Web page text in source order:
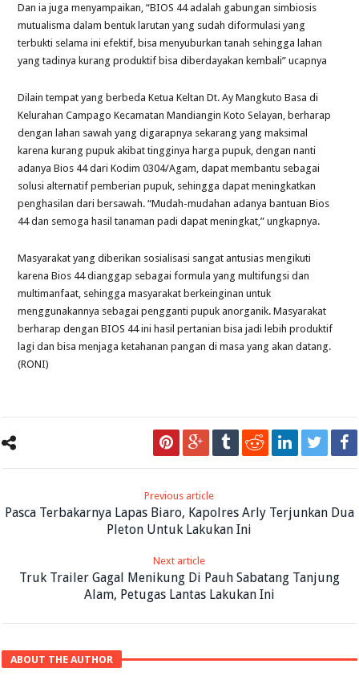
Dan ia juga menyampaikan, “BIOS 44 adalah gabungan simbiosis
mutualisma dalam bentuk larutan yang sudah diformulasi yang
terbukti selama ini efektif, bisa menyuburkan tanah sehingga lahan
yang tadinya kurang produktif bisa diberdayakan kembali” ucapnya
Dilain tempat yang berbeda Ketua Keltan Dt. Ay Mangkuto Basa di
Kelurahan Campago Kecamatan Mandiangin Koto Selayan, berharap
dengan lahan sawah yang digarapnya sekarang yang maksimal
karena kurang pupuk akibat tingginya harga pupuk, dengan nanti
adanya Bios 44 dari Kodim 0304/Agam, dapat membantu sebagai
solusi alternatif pemberian pupuk, sehingga dapat meningkatkan
penghasilan dari bersawah. “Mudah-mudahan adanya bantuan Bios
44 dan semoga hasil tanaman padi dapat meningkat,” ungkapnya.
Masyarakat yang diberikan sosialisasi sangat antusias mengikuti
karena Bios 44 dianggap sebagai formula yang multifungsi dan
multimanfaat, sehingga masyarakat berkeinginan untuk
menggunakannya sebagai pengganti pupuk anorganik. Masyarakat
berharap dengan BIOS 44 ini hasil pertanian bisa jadi lebih produktif
lagi dan bisa menjaga ketahanan pangan di masa yang akan datang.
(RONI)
Previous article
Pasca Terbakarnya Lapas Biaro, Kapolres Arly Terjunkan Dua
Pleton Untuk Lakukan Ini
Next article
Truk Trailer Gagal Menikung Di Pauh Sabatang Tanjung
Alam, Petugas Lantas Lakukan Ini
ABOUT THE AUTHOR